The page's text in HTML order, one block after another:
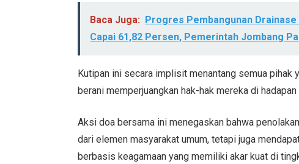
Baca Juga: Progres Pembangunan
Capai 61,82 Persen, Pemerintah Jombang
Kutipan ini secara implisit menantang semua pihak
berani memperjuangkan hak-hak mereka di
Aksi doa bersama ini menegaskan bahwa
dari elemen masyarakat umum, tetapi juga
berbasis keagamaan yang memiliki akar kuat di